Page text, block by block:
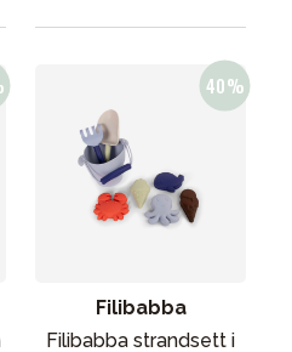
Filibabba
Filibabba strandsett i